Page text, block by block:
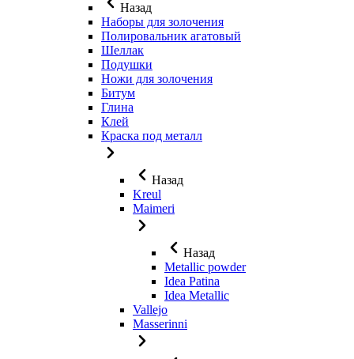
Назад
Наборы для золочения
Полировальник агатовый
Шеллак
Подушки
Ножи для золочения
Битум
Глина
Клей
Краска под металл
Назад
Kreul
Maimeri
Назад
Metallic powder
Idea Patina
Idea Metallic
Vallejo
Masserinni